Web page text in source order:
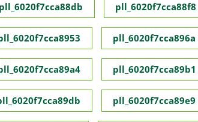
pll_6020f7cca88db pll_6020f7cca88f8
pll_6020f7cca896a
pll_6020f7cca89b1
pll_6020f7cca89e9